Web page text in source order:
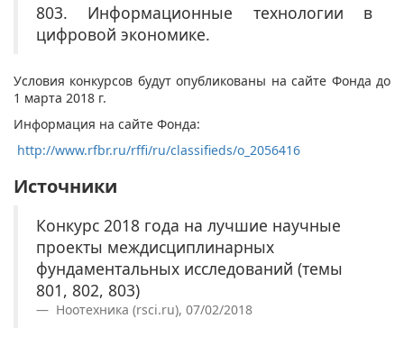
803. Информационные технологии в
цифровой экономике.
Условия конкурсов будут опубликованы на сайте Фонда до
1 марта 2018 г.
Информация на сайте Фонда:
http://www.rfbr.ru/rffi/ru/classifieds/o_2056416
Источники
Конкурс 2018 года на лучшие научные
проекты междисциплинарных
фундаментальных исследований (темы
801, 802, 803)
Ноотехника (rsci.ru), 07/02/2018